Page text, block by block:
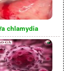
nhau, cũng
tác tình dục.
với lưỡi tạo
nước bọt,
chlamydia